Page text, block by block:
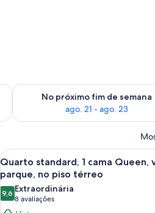
de semana, ago. 14 - ago. 16
No próximo fim de semana
ago. 21 - ago. 23
Verifica a disponibilidade para
uma janela com cortinas.
para o pátio, no piso térreo | Cofres nos
Carrega
todas
as
fotos
Quarto
6
Quarto standard, 1 cama Queen,
parque, no piso térreo
9,69,6 de 10
Extraordinária
8 avaliações
(8